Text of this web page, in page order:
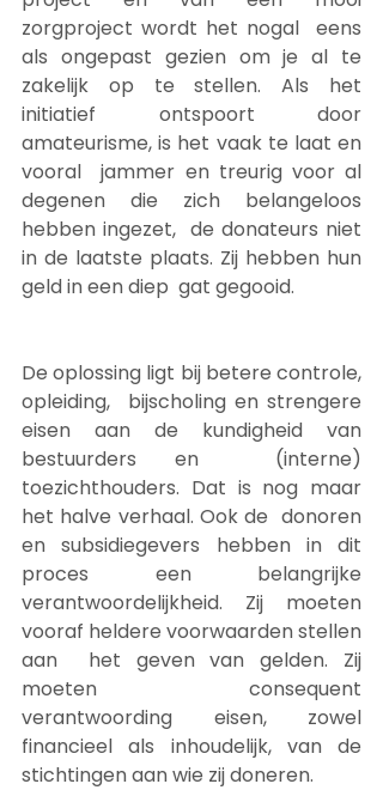
zorgproject wordt het nogal  eens
als ongepast gezien om je al te
zakelijk op te stellen. Als het
initiatief ontspoort door
amateurisme, is het vaak te laat en
vooral  jammer en treurig voor al
degenen die zich belangeloos
hebben ingezet,  de donateurs niet
in de laatste plaats. Zij hebben hun
geld in een diep  gat gegooid.
De oplossing ligt bij betere controle,
opleiding,  bijscholing en strengere
eisen aan de kundigheid van
bestuurders en  (interne)
toezichthouders. Dat is nog maar
het halve verhaal. Ook de  donoren
en subsidiegevers hebben in dit
proces een belangrijke
verantwoordelijkheid. Zij moeten
vooraf heldere voorwaarden stellen
aan  het geven van gelden. Zij
moeten consequent
verantwoording eisen, zowel
financieel als inhoudelijk, van de
stichtingen aan wie zij doneren.